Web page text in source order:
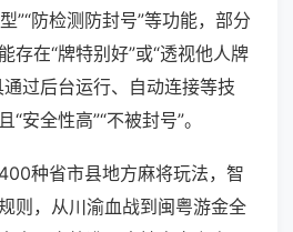
”“防检测防封号”等功能，部分
存在“牌特别好”或“透视他人牌
过后台运行、自动连接等技
安全性高”“不被封号”。
种省市县地方麻将玩法，智
则，从川渝血战到闽粤游金全